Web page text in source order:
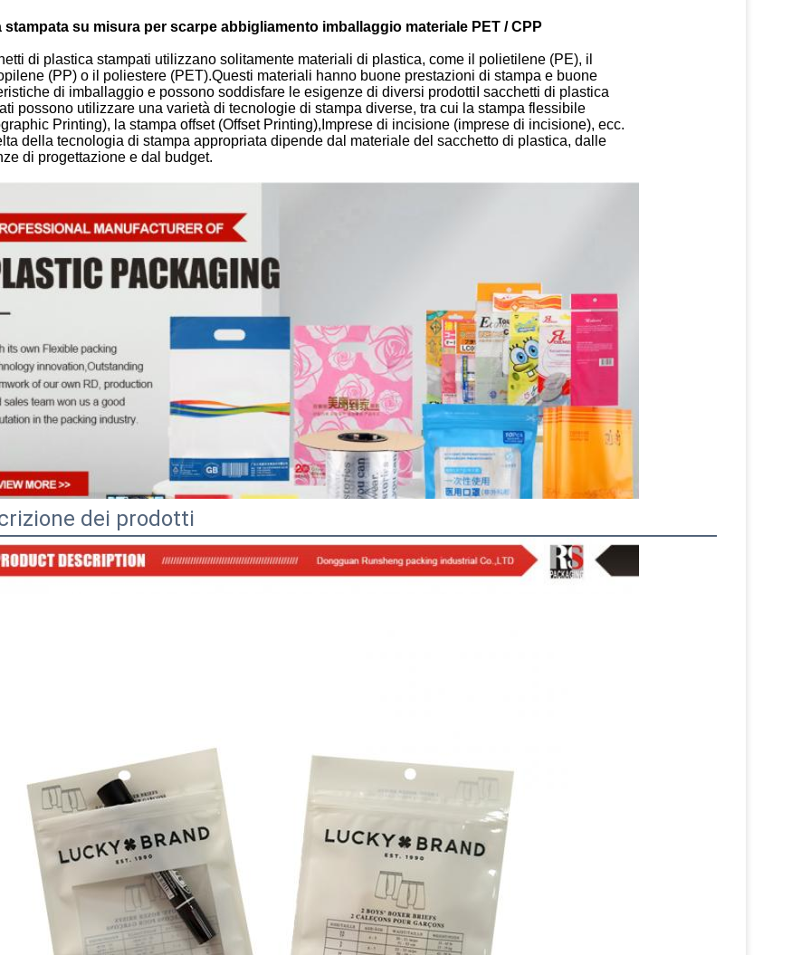
stampata su misura per scarpe abbigliamento imballaggio materiale PET / CPP
di plastica stampati utilizzano solitamente materiali di plastica, come il polietilene (PE), il
(PP) o il poliestere (PET).Questi materiali hanno buone prestazioni di stampa e buone
di imballaggio e possono soddisfare le esigenze di diversi prodottiI sacchetti di plastica
possono utilizzare una varietà di tecnologie di stampa diverse, tra cui la stampa flessibile
Printing), la stampa offset (Offset Printing),Imprese di incisione (imprese di incisione), ecc.
della tecnologia di stampa appropriata dipende dal materiale del sacchetto di plastica, dalle
di progettazione e dal budget.
dei prodotti